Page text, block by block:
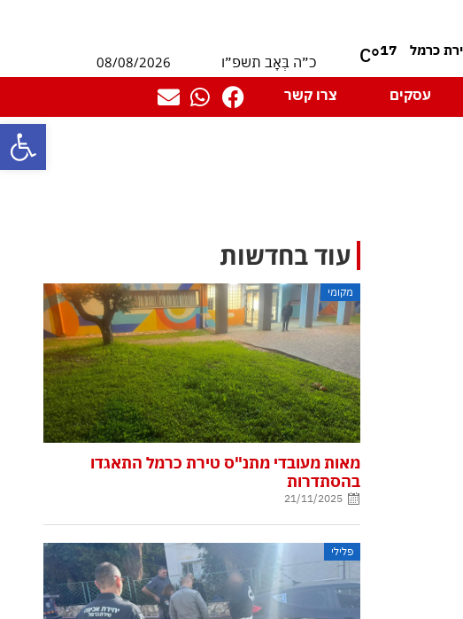
פתח
17
°C כ״ה בְּאָב תשפ״ו
08/08/2026
עסקים צרו קשר
עוד בחדשות
מקומי
מאות מעובדי מתנ"ס טירת כרמל התאגדו
בהסתדרות
21/11/2025
פלילי